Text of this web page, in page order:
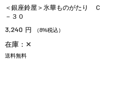
＜銀座鈴屋＞氷華ものがたり Ｃ
－３０
3,240 円 （8%税込）
在庫：✕
送料無料